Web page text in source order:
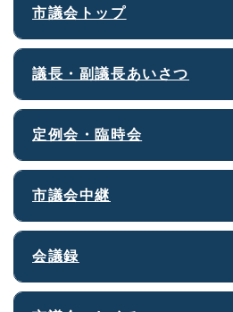
市議会トップ
議長・副議長あいさつ
定例会・臨時会
市議会中継
会議録